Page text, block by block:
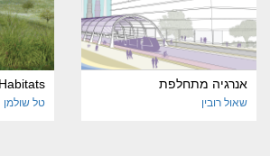
אנרגיה מתחלפת
שאול רובין טל שולמן